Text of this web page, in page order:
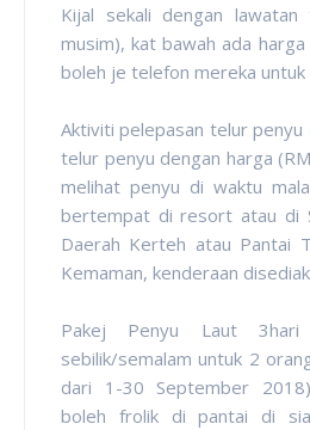
Kijal sekali dengan
musim), kat bawah ada
boleh je telefon mereka untuk
Aktiviti pelepasan telur penyu
telur penyu dengan harga
melihat penyu di waktu
bertempat di resort atau di
Daerah Kerteh atau Pantai
Kemaman, kenderaan
Pakej Penyu Laut 3hari
sebilik/semalam untuk 2
dari 1-30 September
boleh frolik di pantai di